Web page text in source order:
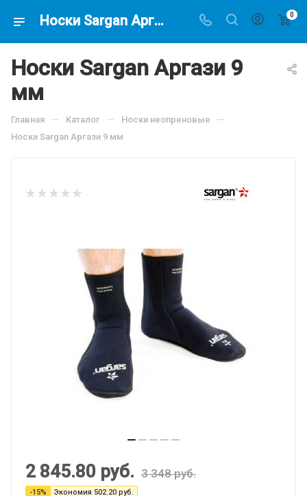
Носки Sargan Аргази 9 мм , по цене 2845.8 руб, купить в интернет-магазине подводной охоты Водолаз.РФ в Москве. - 0
Носки Sargan Аргази 9
мм
Главная — Каталог — Носки неопреновые —
Носки Sargan Аргази 9 мм
2 845.80 руб. 3 348руб.
-15% Экономия 502.20 руб.